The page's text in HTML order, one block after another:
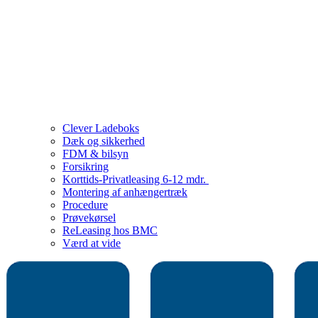
Clever Ladeboks
Dæk og sikkerhed
FDM & bilsyn
Forsikring
Korttids-Privatleasing 6-12 mdr.
Montering af anhængertræk
Procedure
Prøvekørsel
ReLeasing hos BMC
Værd at vide